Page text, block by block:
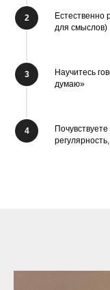
Естественно
для смыслов)
Научитесь
думаю»